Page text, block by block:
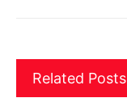
Related Posts